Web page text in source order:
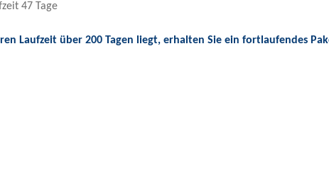
47 Tage
Laufzeit über 200 Tagen liegt, erhalten Sie ein fortlaufendes